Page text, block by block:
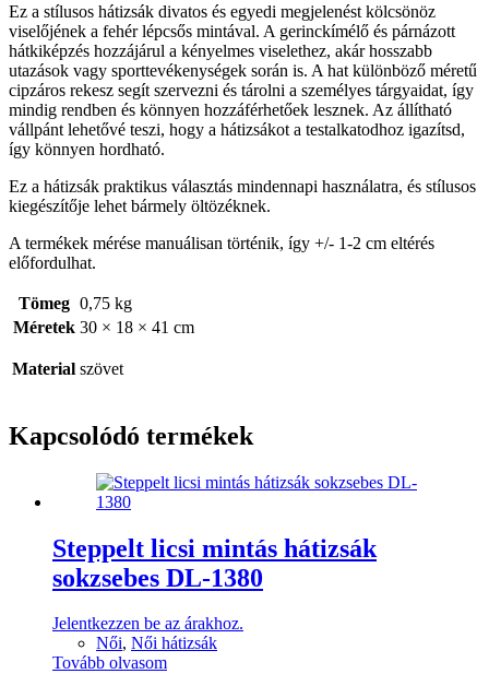
Ez a stílusos hátizsák divatos és egyedi megjelenést kölcsönöz
viselőjének a fehér lépcsős mintával. A gerinckímélő és párnázott
hátkiképzés hozzájárul a kényelmes viselethez, akár hosszabb
utazások vagy sporttevékenységek során is. A hat különböző méretű
cipzáros rekesz segít szervezni és tárolni a személyes tárgyaidat, így
mindig rendben és könnyen hozzáférhetőek lesznek. Az állítható
vállpánt lehetővé teszi, hogy a hátizsákot a testalkatodhoz igazítsd,
így könnyen hordható.
Ez a hátizsák praktikus választás mindennapi használatra, és stílusos
kiegészítője lehet bármely öltözéknek.
A termékek mérése manuálisan történik, így +/- 1-2 cm eltérés
előfordulhat.
Tömeg 0,75 kg
Méretek 30 × 18 × 41 cm
Material szövet
Kapcsolódó termékek
Steppelt licsi mintás hátizsák
sokzsebes DL-1380
Jelentkezzen be az árakhoz.
Női, Női hátizsák
Tovább olvasom